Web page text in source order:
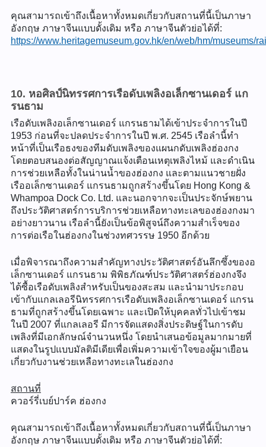
คุณสามารถเข้าถึงเนื้อหาทั้งหมดเกี่ยวกับสถานที่นี้เป็นภาษา
อังกฤษ ภาษาจีนแบบดั้งเดิม หรือ ภาษาจีนตัวย่อได้ที่:
https://www.heritagemuseum.gov.hk/en/web/hm/museums/
10. หอศิลป์นิทรรศการเรือดับเพลิงอเล็กซานเดอร์ แก
รนธาม
เรือดับเพลิงอเล็กซานเดอร์ แกรนธามได้เข้าประจำการในปี
1953 ก่อนที่จะปลดประจำการในปี พ.ศ. 2545 เรือลำนี้ทำ
หน้าที่เป็นเรือธงของทีมดับเพลิงของแผนกดับเพลิงฮ่องกง
โดยตอบสนองต่อสัญญาณแจ้งเตือนเหตุเพลิงไหม้ และดำเนิน
การช่วยเหลือทั้งในน่านน้ำของฮ่องกง และตามแนวชายฝั่ง
เรืออเล็กซานเดอร์ แกรนธามถูกสร้างขึ้นโดย Hong Kong &
Whampoa Dock Co. Ltd. และนอกจากจะเป็นประจักษ์พยาน
ถึงประวัติศาสตร์การบริการช่วยเหลือทางทะเลของฮ่องกงมา
อย่างยาวนาน เรือลำนี้ยังเป็นข้อพิสูจน์ถึงความสำเร็จของ
การต่อเรือในฮ่องกงในช่วงทศวรรษ 1950 อีกด้วย
เมื่อพิจารณาถึงความสำคัญทางประวัติศาสตร์อันลึกซึ้งของอ
เล็กซานเดอร์ แกรนธาม พิพิธภัณฑ์ประวัติศาสตร์ฮ่องกงจึง
ได้ซื้อเรือดับเพลิงสำหรับเป็นของสะสม และนำมาประกอบ
เข้ากับแกลเลอรีนิทรรศการเรือดับเพลิงอเล็กซานเดอร์ แกรน
ธามที่ถูกสร้างขึ้นโดยเฉพาะ และเปิดให้บุคคลทั่วไปเข้าชม
ในปี 2007 ที่แกลเลอรี มีการจัดแสดงสิ่งประดิษฐ์ในการดับ
เพลิงที่มีเอกลักษณ์จำนวนหนึ่ง โดยนำเสนอข้อมูลมากมายที่
แสดงในรูปแบบมัลติมีเดียเพื่อเพิ่มความเข้าใจของผู้มาเยือน
เกี่ยวกับงานช่วยเหลือทางทะเลในฮ่องกง
สถานที่
ควอร์รี่เบย์ปาร์ค ฮ่องกง
คุณสามารถเข้าถึงเนื้อหาทั้งหมดเกี่ยวกับสถานที่นี้เป็นภาษา
อังกฤษ ภาษาจีนแบบดั้งเดิม หรือ ภาษาจีนตัวย่อได้ที่: